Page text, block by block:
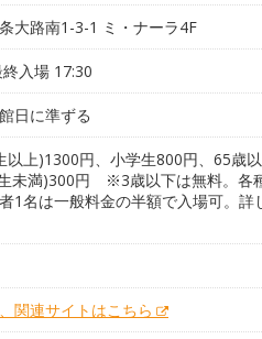
大路南1-3-1 ミ・ナーラ4F
入場 17:30
日に準ずる
以上)1300円、小学生800円、65歳以
未満)300円 ※3歳以下は無料。各
1名は一般料金の半額で入場可。詳
関連サイトはこちら